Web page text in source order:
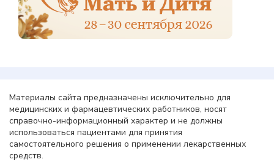
Материалы сайта предназначены исключительно для
медицинских и фармацевтических работников, носят
справочно-информационный характер и не должны
использоваться пациентами для принятия
самостоятельного решения о применении лекарственных
средств.